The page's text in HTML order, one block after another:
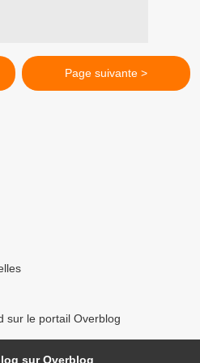
Page suivante >
sur le portail Overblog
sur Overblog